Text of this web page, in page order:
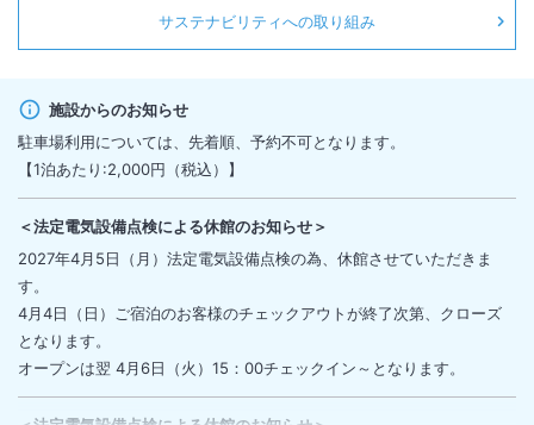
サステナビリティへの取り組み
施設からのお知らせ
駐車場利用については、先着順、予約不可となります。
【1泊あたり:2,000円（税込）】
＜法定電気設備点検による休館のお知らせ＞
2027年4月5日（月）法定電気設備点検の為、休館させていただきま
す。
4月4日（日）ご宿泊のお客様のチェックアウトが終了次第、クローズ
となります。
オープンは翌 4月6日（火）15：00チェックイン～となります。